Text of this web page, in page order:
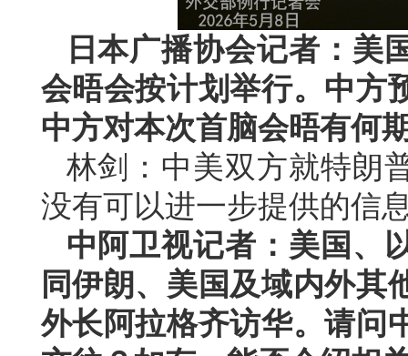
日本广播协会记者：美
会晤会按计划举行。中方
中方对本次首脑会晤有何
林剑：中美双方就特朗
没有可以进一步提供的信
中阿卫视记者：美国、
同伊朗、美国及域内外其
外长阿拉格齐访华。请问